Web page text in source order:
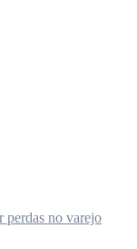
perdas no varejo